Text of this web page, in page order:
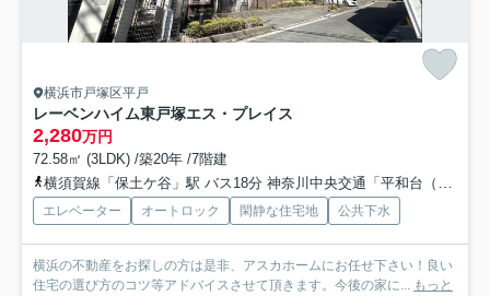
横浜市戸塚区平戸
レーベンハイム東戸塚エス・プレイス
2,280万円
72.58㎡ (3LDK) /築20年 /7階建
横須賀線「保土ケ谷」駅 バス18分 神奈川中央交通「平和台（神奈川県）」 停歩7分
エレベーター オートロック 閑静な住宅地 公共下水
横浜の不動産をお探しの方は是非、アスカホームにお任せ下さい！良い
住宅の選び方のコツ等アドバイスさせて頂きます。今後の家に... もっと